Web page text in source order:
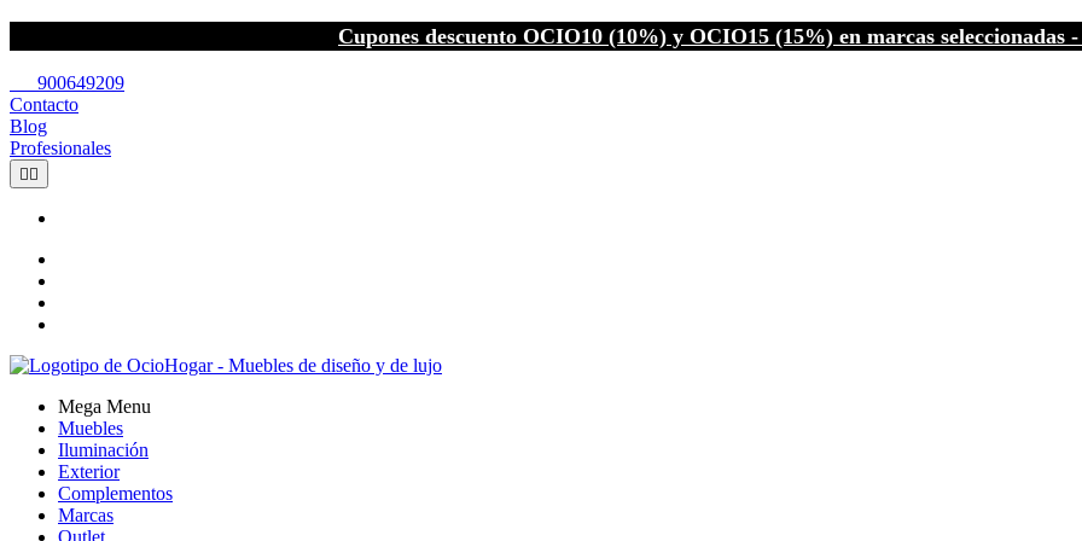
Cupones descuento OCIO10 (10%) y OCIO15 (15%) en marcas seleccionadas
900649209
Contacto
Blog
Profesionales
 
Mega Menu
Muebles
Iluminación
Exterior
Complementos
Marcas
Outlet